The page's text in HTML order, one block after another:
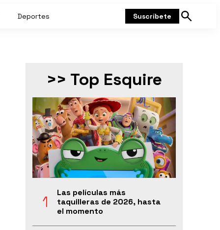
Deportes Suscríbete
Mostrar
>> Top Esquire
Las películas más
taquilleras de 2026, hasta
el momento